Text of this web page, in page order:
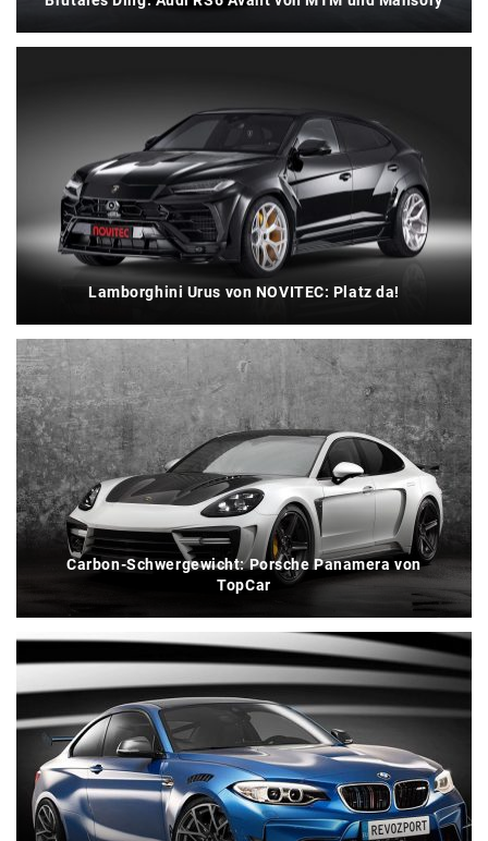
Lamborghini Urus von NOVITEC: Platz da!
Carbon-Schwergewicht: Porsche Panamera von
TopCar